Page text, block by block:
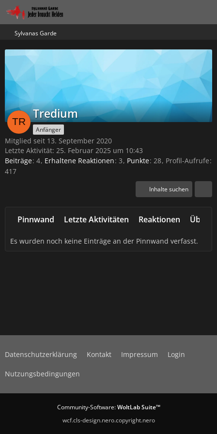
Sylvanas Garde
Tredium
Anfänger
Mitglied seit 13. September 2020
Letzte Aktivität: 25. Februar 2025 um 10:43
Beiträge 4 Erhaltene Reaktionen 3 Punkte 28 Profil-Aufrufe
417
Inhalte suchen
Pinnwand Letzte Aktivitäten Reaktionen Über
Es wurden noch keine Einträge an der Pinnwand verfasst.
Datenschutzerklärung Kontakt Impressum Login
Nutzungsbedingungen
Community-Software:WoltLab Suite™
wcf.cls-design.nero.copyright.nero